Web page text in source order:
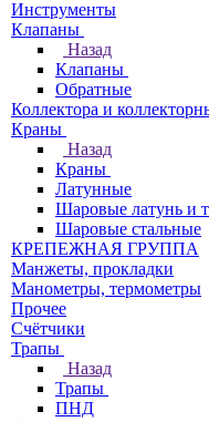
Инструменты
Клапаны
Назад
Клапаны
Обратные
Коллектора и
Краны
Назад
Краны
Латунные
Шаровые латунь и
Шаровые стальные
КРЕПЕЖНАЯ ГРУППА
Манжеты, прокладки
Манометры, термометры
Прочее
Счётчики
Трапы
Назад
Трапы
ПНД